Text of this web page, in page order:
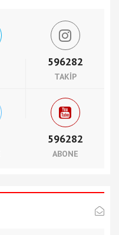
596282
TAKIP
596282
ABONE